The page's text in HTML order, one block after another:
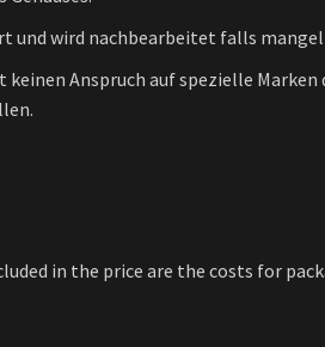
und wird nachbearbeitet falls
Anspruch auf spezielle
in the price are the costs for